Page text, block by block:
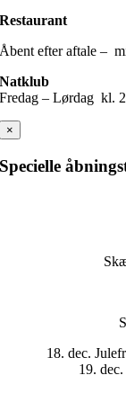
Restaurant
Åbent efter aftale –
Natklub
Fredag – Lørdag kl.
×
Specielle
18. dec.
19.